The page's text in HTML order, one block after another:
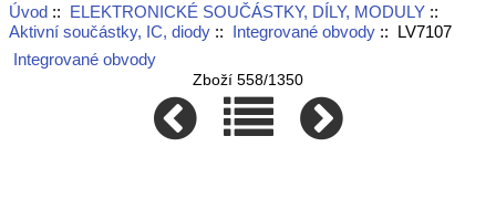
Úvod:: ELEKTRONICKÉ SOUČÁSTKY, DÍLY, MODULY::
Aktivní součástky, IC, diody:: Integrované obvody:: LV7107
Integrované obvody
Zboží 558/1350